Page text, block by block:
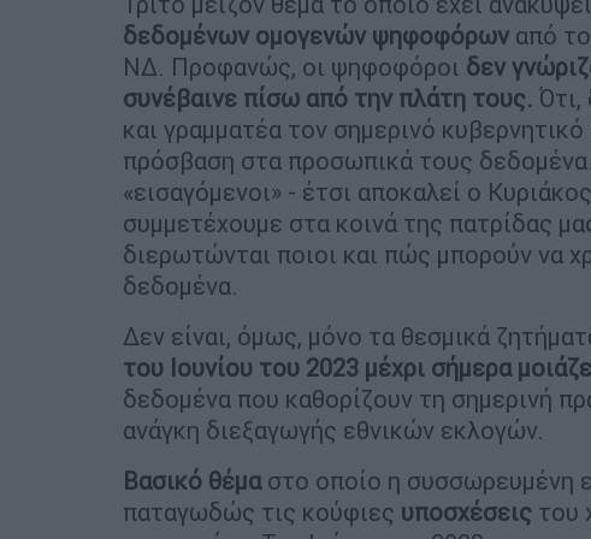
δεδομένων ομογενών ψηφοφόρων από
ΝΔ. Προφανώς, οι ψηφοφόροι δεν
συνέβαινε πίσω από την πλάτη τους.
και γραμματέα τον σημερινό
πρόσβαση στα προσωπικά τους
«εισαγόμενοι» - έτσι αποκαλεί ο
συμμετέχουμε στα κοινά της πατρίδας
διερωτώνται ποιοι και πώς μπορούν να
δεδομένα.
Δεν είναι, όμως, μόνο τα θεσμικά
του Ιουνίου του 2023 μέχρι σήμερα
δεδομένα που καθορίζουν τη σημερινή
ανάγκη διεξαγωγής εθνικών εκλογών.
Βασικό θέμαστο οποίο η συσσωρευμένη
παταγωδώς τις κούφιες υποσχέσεις του